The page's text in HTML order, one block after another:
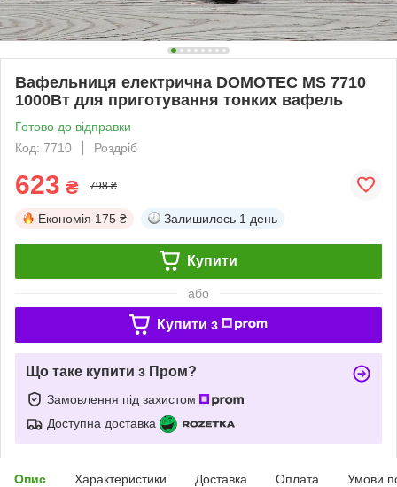
Вафельниця електрична DOMOTEC MS 7710
1000Вт для приготування тонких вафель
Готово до відправки
Код: 7710
Роздріб
623 ₴ 798 ₴
Економія 175 ₴ Залишилось 1 день
Купити
або
Купити з
Що таке купити з Пром?
Замовлення під захистом
Доступна доставка
Опис Характеристики Доставка Оплата Умови